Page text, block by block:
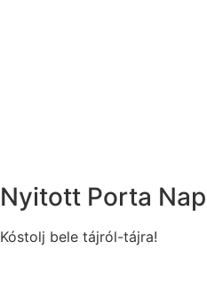
Nyitott Porta
Kóstolj bele tájról-tájra!